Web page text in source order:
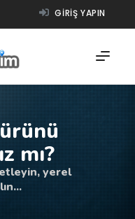
GIRIŞ YAPIN
ürünü
mı?
yerel